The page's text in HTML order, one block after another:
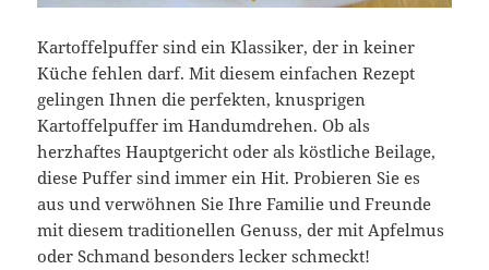
Kartoffelpuffer sind ein Klassiker, der in keiner
Küche fehlen darf. Mit diesem einfachen Rezept
gelingen Ihnen die perfekten, knusprigen
Kartoffelpuffer im Handumdrehen. Ob als
herzhaftes Hauptgericht oder als köstliche Beilage,
diese Puffer sind immer ein Hit. Probieren Sie es
aus und verwöhnen Sie Ihre Familie und Freunde
mit diesem traditionellen Genuss, der mit Apfelmus
oder Schmand besonders lecker schmeckt!